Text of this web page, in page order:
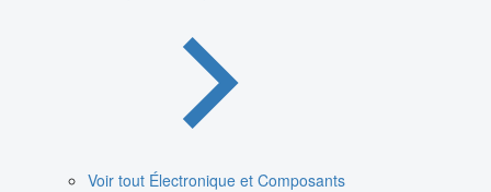
Voir tout Électronique et Composants